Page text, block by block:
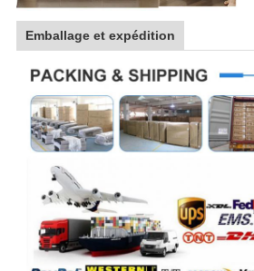
Emballage et expédition